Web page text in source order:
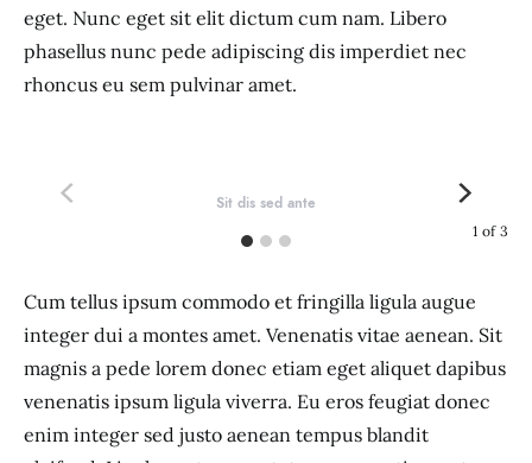
eget. Nunc eget sit elit dictum cum nam. Libero
phasellus nunc pede adipiscing dis imperdiet nec
rhoncus eu sem pulvinar amet.
Sit dis sed ante
1 of 3
Cum tellus ipsum commodo et fringilla ligula augue
integer dui a montes amet. Venenatis vitae aenean. Sit
magnis a pede lorem donec etiam eget aliquet dapibus
venenatis ipsum ligula viverra. Eu eros feugiat donec
enim integer sed justo aenean tempus blandit